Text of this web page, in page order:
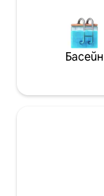
Басейн